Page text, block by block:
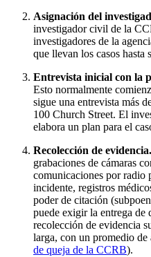
Asignación del
investigador civil de la
investigadores de la
que llevan los casos hasta
Entrevista inicial con la
Esto normalmente
sigue una entrevista más
100 Church Street. El
elabora un plan para el
Recolección de evidencia.
grabaciones de cámaras
comunicaciones por radio
incidente, registros
poder de citación
puede exigir la entrega de
recolección de evidencia
larga, con un promedio de
de queja de la CCRB).